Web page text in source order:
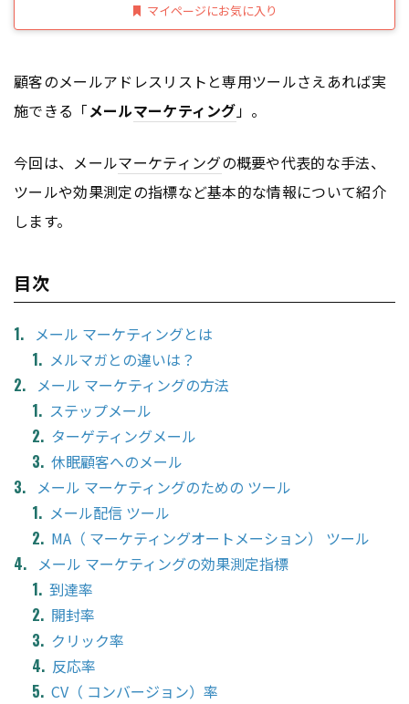
マイページにお気に入り
顧客のメールアドレスリストと専用ツールさえあれば実
施できる「メールマーケティング」。
今回は、メールマーケティングの概要や代表的な手法、
ツールや効果測定の指標など基本的な情報について紹介
します。
目次
メール マーケティングとは
メルマガとの違いは？
メール マーケティングの方法
ステップメール
ターゲティングメール
休眠顧客へのメール
メール マーケティングのための ツール
メール配信 ツール
MA（ マーケティングオートメーション） ツール
メール マーケティングの効果測定指標
到達率
開封率
クリック率
反応率
CV（ コンバージョン）率